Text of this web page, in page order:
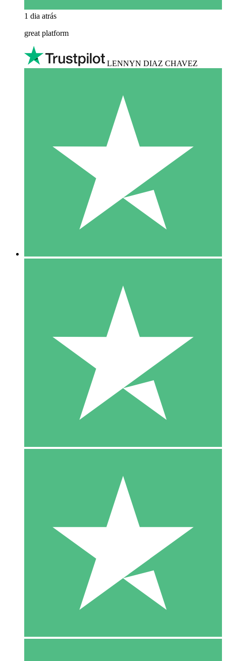
1 dia atrás
great platform
LENNYN DIAZ CHAVEZ